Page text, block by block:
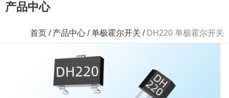
产品中心
首页 / 产品中心 /单极霍尔开关 / DH220 单极霍尔开关